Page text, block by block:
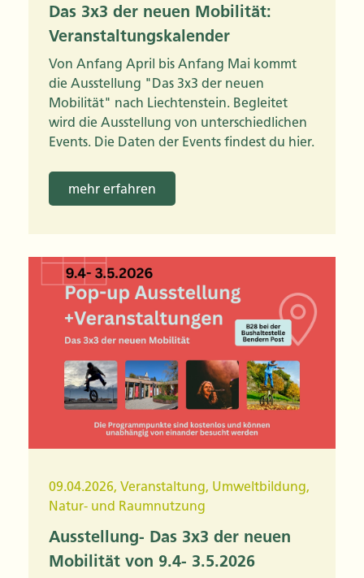
Das 3x3 der neuen Mobilität:
Veranstaltungskalender
Von Anfang April bis Anfang Mai kommt
die Ausstellung "Das 3x3 der neuen
Mobilität" nach Liechtenstein. Begleitet
wird die Ausstellung von unterschiedlichen
Events. Die Daten der Events findest du hier.
mehr erfahren
09.04.2026, Veranstaltung, Umweltbildung,
Natur- und Raumnutzung
Ausstellung- Das 3x3 der neuen
Mobilität von 9.4- 3.5.2026